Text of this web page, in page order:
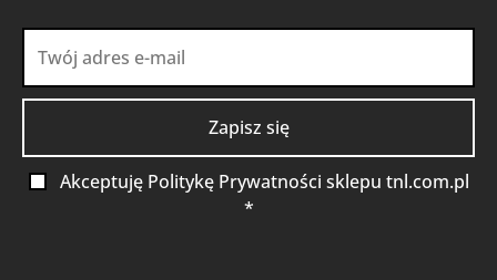
Akceptuję Politykę Prywatności sklepu tnl.com.pl
*